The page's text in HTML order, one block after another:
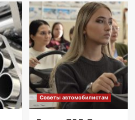
Советы автомобилистам